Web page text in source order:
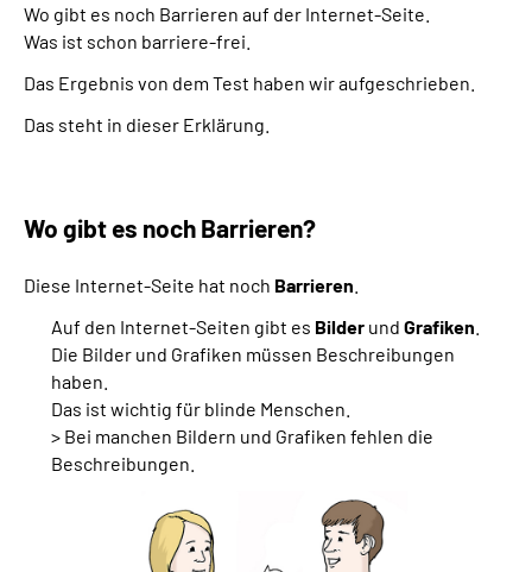
Wo gibt es noch Barrieren auf der Internet-Seite.
Was ist schon barriere-frei.
Das Ergebnis von dem Test haben wir aufgeschrieben.
Das steht in dieser Erklärung.
Wo gibt es noch Barrieren?
Diese Internet-Seite hat noch Barrieren
Auf den Internet-Seiten gibt es Bilder und Grafiken
Die Bilder und Grafiken müssen Beschreibungen
haben.
Das ist wichtig für blinde Menschen.
> Bei manchen Bildern und Grafiken fehlen die
Beschreibungen.